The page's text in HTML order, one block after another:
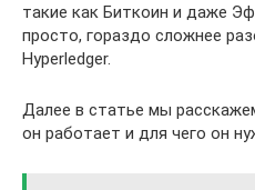
такие как Биткоин и даже
просто, гораздо сложнее
Hyperledger.
Далее в статье мы
он работает и для чего он